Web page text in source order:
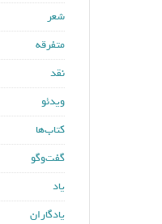
شعر
متفرقه
نقد
ویدئو
کتاب‌ها
گفت‌وگو
یاد
یادگاران